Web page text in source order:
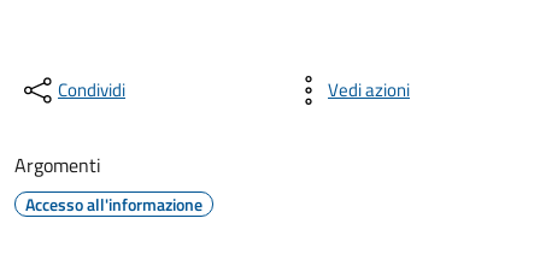
Condividi Vedi azioni
Argomenti
Accesso all'informazione